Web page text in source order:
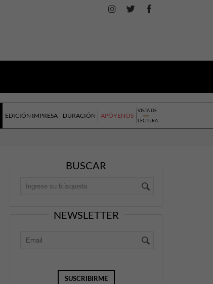
EDICIÓN IMPRESA DURACIÓN APÓYENOS
VISTA DE
LECTURA
BUSCAR
NEWSLETTER